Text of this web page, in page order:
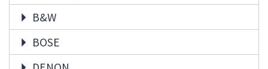
B&W
BOSE